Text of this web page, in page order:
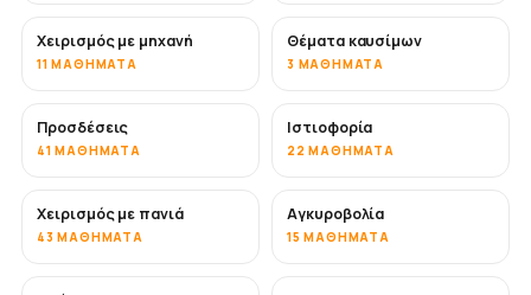
Χειρισμός με μηχανή
11 ΜΑΘΉΜΑΤΑ
Θέματα καυσίμων
3 ΜΑΘΉΜΑΤΑ
Προσδέσεις
41 ΜΑΘΉΜΑΤΑ
Ιστιοφορία
22 ΜΑΘΉΜΑΤΑ
Χειρισμός με πανιά
43 ΜΑΘΉΜΑΤΑ
Αγκυροβολία
15 ΜΑΘΉΜΑΤΑ